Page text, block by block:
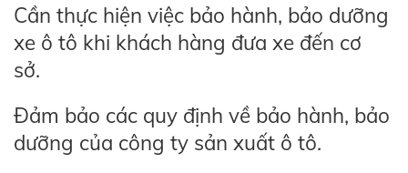
Cần thực hiện việc bảo hành, bảo dưỡng
xe ô tô khi khách hàng đưa xe đến cơ
sở.
Đảm bảo các quy định về bảo hành, bảo
dưỡng của công ty sản xuất ô tô.